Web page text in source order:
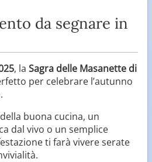
da segnare in
, la Sagra delle Masanette di
per celebrare l’autunno
buona cucina, un
dal vivo o un semplice
ti farà vivere serate